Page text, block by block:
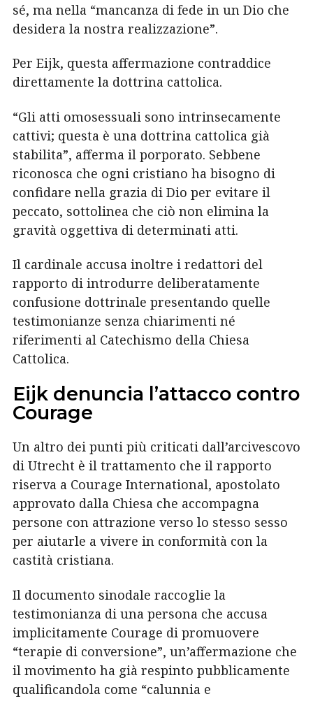
sé, ma nella “mancanza di fede in un Dio che
desidera la nostra realizzazione”.
Per Eijk, questa affermazione contraddice
direttamente la dottrina cattolica.
“Gli atti omosessuali sono intrinsecamente
cattivi; questa è una dottrina cattolica già
stabilita”, afferma il porporato. Sebbene
riconosca che ogni cristiano ha bisogno di
confidare nella grazia di Dio per evitare il
peccato, sottolinea che ciò non elimina la
gravità oggettiva di determinati atti.
Il cardinale accusa inoltre i redattori del
rapporto di introdurre deliberatamente
confusione dottrinale presentando quelle
testimonianze senza chiarimenti né
riferimenti al Catechismo della Chiesa
Cattolica.
Eijk denuncia l’attacco contro
Courage
Un altro dei punti più criticati dall’arcivescovo
di Utrecht è il trattamento che il rapporto
riserva a Courage International, apostolato
approvato dalla Chiesa che accompagna
persone con attrazione verso lo stesso sesso
per aiutarle a vivere in conformità con la
castità cristiana.
Il documento sinodale raccoglie la
testimonianza di una persona che accusa
implicitamente Courage di promuovere
“terapie di conversione”, un’affermazione che
il movimento ha già respinto pubblicamente
qualificandola come “calunnia e